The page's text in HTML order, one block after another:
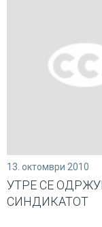
13. октомври 2010
УТРЕ СЕ
СИНДИКАТОТ